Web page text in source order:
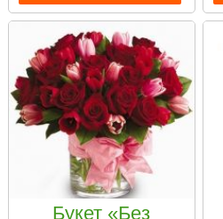
Букет «Без